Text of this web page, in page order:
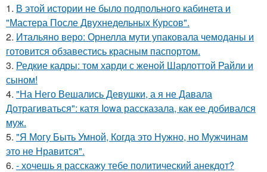
1. В этой истории не было подпольного кабинета и
"Мастера После Двухнедельных Курсов".
2. Итальяно веро: Орнелла мути упаковала чемоданы и
готовится обзавестись красным паспортом.
3. Редкие кадры: том харди с женой Шарлоттой Райли и
сыном!
4. "На Него Вешались Девушки, а я не Давала
Дотрагиваться": катя Iowa рассказала, как ее добивался
муж.
5. "Я Могу Быть Умной, Когда это Нужно, но Мужчинам
это не Нравится".
6. - хочешь я расскажу тебе политический анекдот?